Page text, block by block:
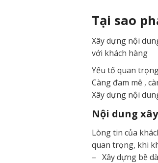
Tại sao
Xây dựng nội
với khách hàng
Yếu tố quan
Càng đam mê ,
Xây dựng nội
Nội dung
Lòng tin của
quan trọng, khi
– Xây dựng bề